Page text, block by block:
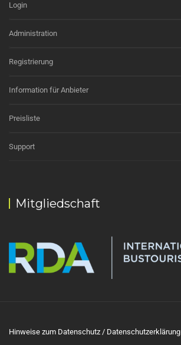
Login
Administration
Registrierung
Information für Anbieter
Preisliste
Support
Mitgliedschaft
Hinweise zum Datenschutz / Datenschutzerklärung